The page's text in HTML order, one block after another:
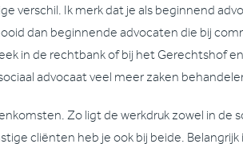
verschil. Ik merk dat je als beginnend
dan beginnende advocaten die bij
in de rechtbank of bij het Gerechtshof
advocaat veel meer zaken
Zo ligt de werkdruk zowel in de
cliënten heb je ook bij beide.